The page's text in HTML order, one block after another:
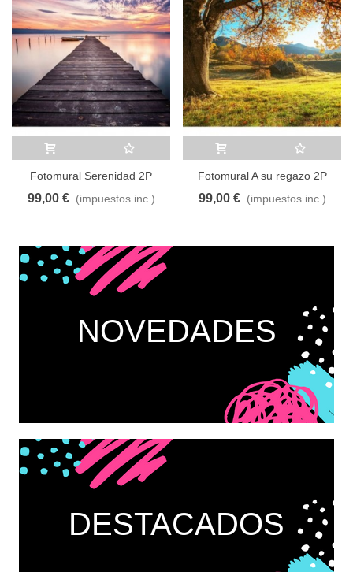
Añadir al carrito A lista de deseos
Fotomural Serenidad 2P
99,00 € (impuestos inc.)
Añadir al carrito A lista de deseos
Fotomural A su regazo 2P
99,00 € (impuestos inc.)
NOVEDADES
DESTACADOS